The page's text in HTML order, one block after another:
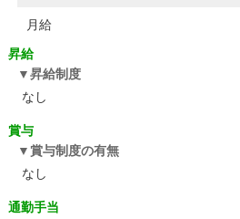
月給
昇給
昇給制度
なし
賞与
賞与制度の有無
なし
通勤手当